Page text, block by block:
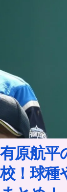
有原航平
校！球種